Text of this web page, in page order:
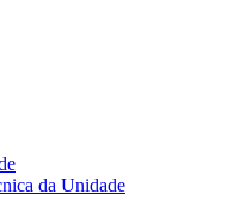
da Unidade